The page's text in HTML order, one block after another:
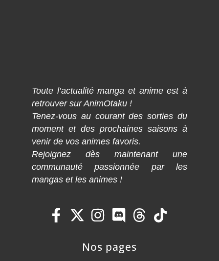
Toute l’actualité manga et anime est à
retrouver sur AnimOtaku !
Tenez-vous au courant des sorties du
moment et des prochaines saisons à
venir de vos animes favoris.
Rejoignez dès maintenant une
communauté passionnée par les
mangas et les animes !
Nos pages